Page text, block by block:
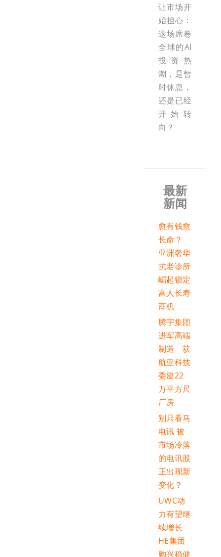
让市场开
始担心：
这场席卷
全球的AI
投资热
潮，是暂
时休息，
还是已经
开始转
向？
最新
新闻
愈有钱愈
长命？
亚洲奢华
抗老诊所
崛起锁定
富人长寿
商机
腾宇集团
进军高端
制造 获
航亚科技
委建22
万平方尺
厂房
别只看马
电讯 被
市场冷落
的电讯股
正出现新
变化？
UWC动
力有望继
续增长
HE集团
购兴稳健